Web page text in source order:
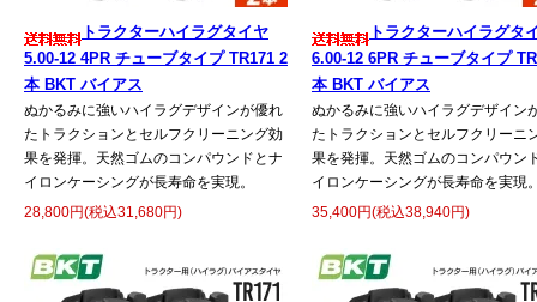
トラクターハイラグタイヤ
5.00-12 4PR チューブタイプ TR171 2
本 BKT バイアス
ぬかるみに強いハイラグデザインが優れ
たトラクションとセルフクリーニング効
果を発揮。天然ゴムのコンパウンドとナ
イロンケーシングが長寿命を実現。
28,800円(税込31,680円)
トラクターハイラグタ
6.00-12 6PR チューブタイプ
本 BKT バイアス
ぬかるみに強いハイラグデザイン
たトラクションとセルフクリーニ
果を発揮。天然ゴムのコンパウン
イロンケーシングが長寿命を実現
35,400円(税込38,940円)